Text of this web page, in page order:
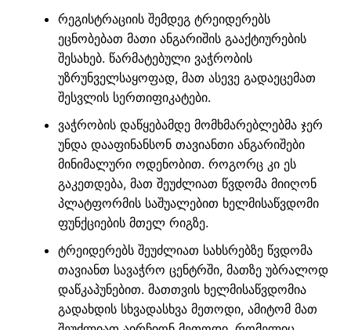
რეგისტრაციის შემდეგ ტრეიდერებს
ეცნობებათ მათი ანგარიშის გააქტიურების
შესახებ. წარმატებული ვაჭრობის
უზრუნველსაყოფად, მათ ასევე გადაეცემათ
შესვლის სერთიფიკატები.
ვაჭრობის დაწყებამდე მომხმარებლებმა ჯერ
უნდა დააფინანსონ თავიანთი ანგარიშები
მინიმალური ოდენობით. როგორც კი ეს
გაკეთდება, მათ შეუძლიათ წვდომა მიიღონ
პლატფორმის საშუალებით ხელმისაწვდომი
ფუნქციების მთელ რიგზე.
ტრეიდერებს შეუძლიათ სახსრებზე წვდომა
თავიანთ სავაჭრო ცენტრში, მათზე უბრალოდ
დაწკაპუნებით. მათთვის ხელმისაწვდომია
გადახდის სხვადასხვა მეთოდი, ამიტომ მათ